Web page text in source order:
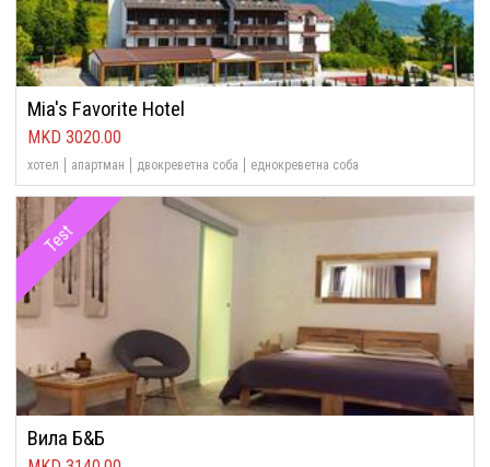
Mia's Favorite Hotel
3020.00
хотел апартман двокреветна соба еднокреветна соба
Test
Вила Б&Б